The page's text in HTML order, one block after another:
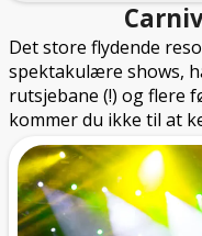
Det store flydende
spektakulære shows,
rutsjebane (!) og flere
kommer du ikke til at